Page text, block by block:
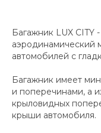
Багажник LUX
аэродинамический
автомобилей с
Багажник имеет
и поперечинами, а
крыловидных
крыши автомобиля.